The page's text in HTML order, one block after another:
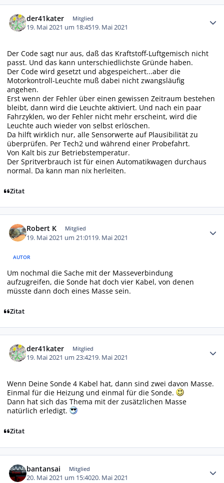
der41kater Mitglied
19. Mai 2021 um 18:4519. Mai 2021
Der Code sagt nur aus, daß das Kraftstoff-Luftgemisch nicht
passt. Und das kann unterschiedlichste Gründe haben.
Der Code wird gesetzt und abgespeichert...aber die
Motorkontroll-Leuchte muß dabei nicht zwangsläufig
angehen.
Erst wenn der Fehler über einen gewissen Zeitraum bestehen
bleibt, dann wird die Leuchte aktiviert. Und nach ein paar
Fahrzyklen, wo der Fehler nicht mehr erscheint, wird die
Leuchte auch wieder von selbst erlöschen.
Da hilft wirklich nur, alle Sensorwerte auf Plausibilität zu
überprüfen. Per Tech2 und während einer Probefahrt.
Von Kalt bis zur Betriebstemperatur.
Der Spritverbrauch ist für einen Automatikwagen durchaus
normal. Da kann man nix herleiten.
Zitat
Robert K Mitglied
19. Mai 2021 um 21:0119. Mai 2021
AUTOR
Um nochmal die Sache mit der Masseverbindung
aufzugreifen, die Sonde hat doch vier Kabel, von denen
müsste dann doch eines Masse sein.
Zitat
der41kater Mitglied
19. Mai 2021 um 23:4219. Mai 2021
Wenn Deine Sonde 4 Kabel hat, dann sind zwei davon Masse.
Einmal für die Heizung und einmal für die Sonde.
Dann hat sich das Thema mit der zusätzlichen Masse
natürlich erledigt.
Zitat
bantansai Mitglied
20. Mai 2021 um 15:4020. Mai 2021